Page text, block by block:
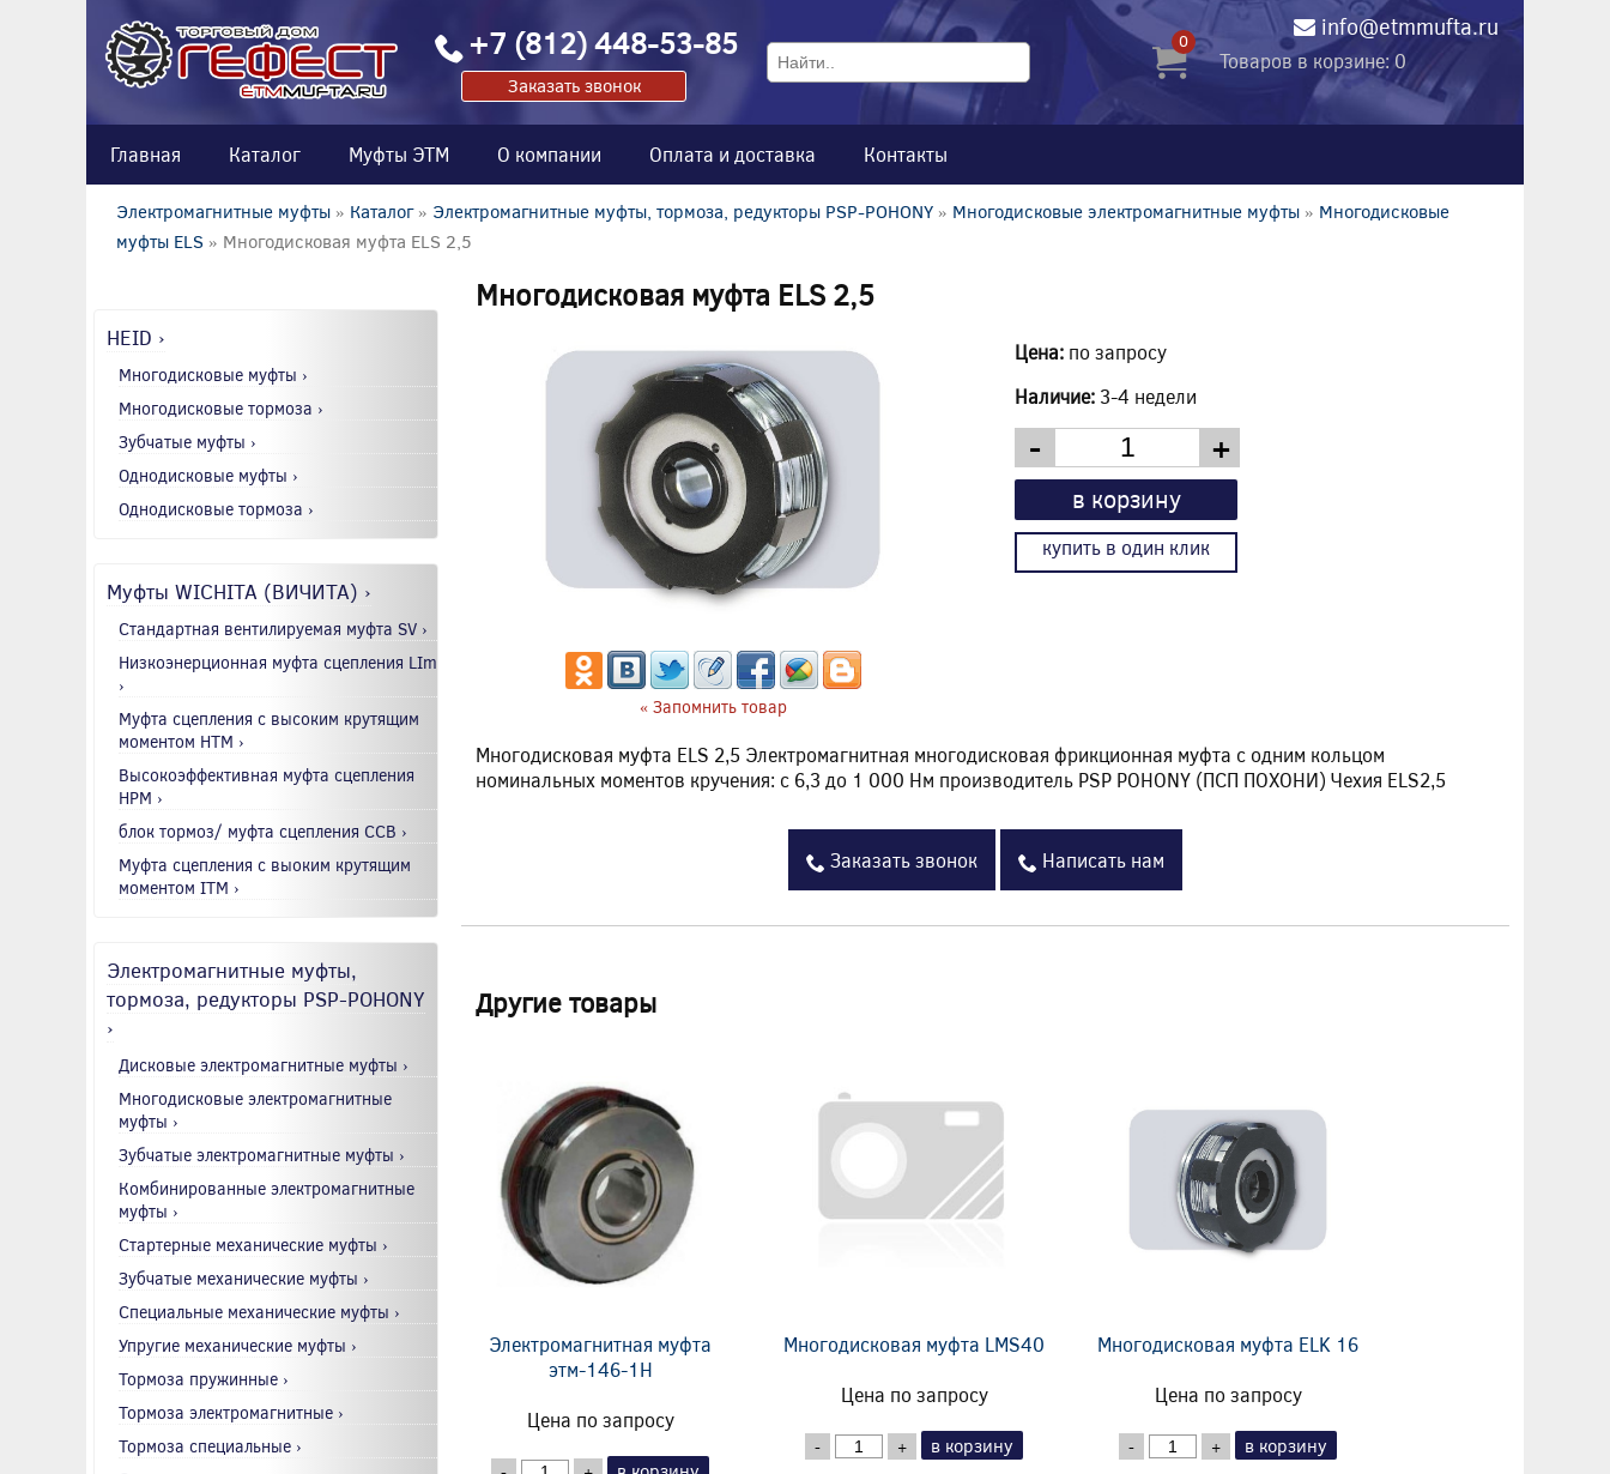
info@etmmufta.ru
+7 (812) 448-53-85
Заказать звонок
0
Товаров в корзине: 0
Главная Каталог Муфты ЭТМ О компании Оплата и доставка Контакты
Электромагнитные муфты » Каталог» Электромагнитные муфты, тормоза, редукторы PSP-POHONY » Многодисковые электромагнитные муфты » Многодисковые
муфты ELS » Многодисковая муфта ELS 2,5
HEID ›
Многодисковые муфты ›
Многодисковые тормоза ›
Зубчатые муфты ›
Однодисковые муфты ›
Однодисковые тормоза ›
Муфты WICHITA (ВИЧИТА) ›
Стандартная вентилируемая муфта SV ›
Низкоэнерционная муфта сцепления LIm
›
Муфта сцепления с высоким крутящим
моментом HTM ›
Высокоэффективная муфта сцепления
HPM ›
блок тормоз/ муфта сцепления CCB ›
Муфта сцепления с выоким крутящим
моментом ITM ›
Электромагнитные муфты,
тормоза, редукторы PSP-POHONY
›
Дисковые электромагнитные муфты ›
Многодисковые электромагнитные
муфты ›
Зубчатые электромагнитные муфты ›
Комбинированные электромагнитные
муфты ›
Стартерные механические муфты ›
Зубчатые механические муфты ›
Специальные механические муфты ›
Упругие механические муфты ›
Тормоза пружинные ›
Тормоза электромагнитные ›
Тормоза специальные ›
Многодисковая муфта ELS 2,5
« Запомнить товар
Цена: по запросу
Наличие: 3-4 недели
- +
в корзину
купить в один клик
Многодисковая муфта ELS 2,5 Электромагнитная многодисковая фрикционная муфта с одним кольцом
номинальных моментов кручения: с 6,3 до 1 000 Нм производитель PSP POHONY (ПСП ПОХОНИ) Чехия ELS2,5
Заказать звонок Написать нам
Другие товары
Электромагнитная муфта
этм-146-1Н
Цена по запросу
Многодисковая муфта LMS40
Цена по запросу
- + в корзину
Многодисковая муфта ELK 16
Цена по запросу
- + в корзину